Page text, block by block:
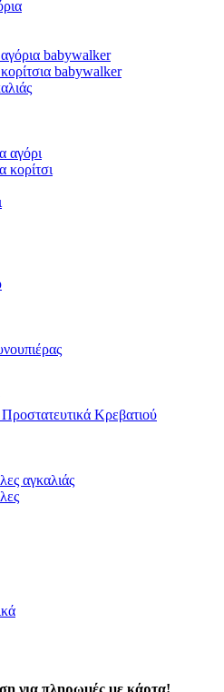
babywalker
babywalker
αγόρι
κορίτσι
Κρεβατιού
αγκαλιάς
για πληρωμές με κάρτα!